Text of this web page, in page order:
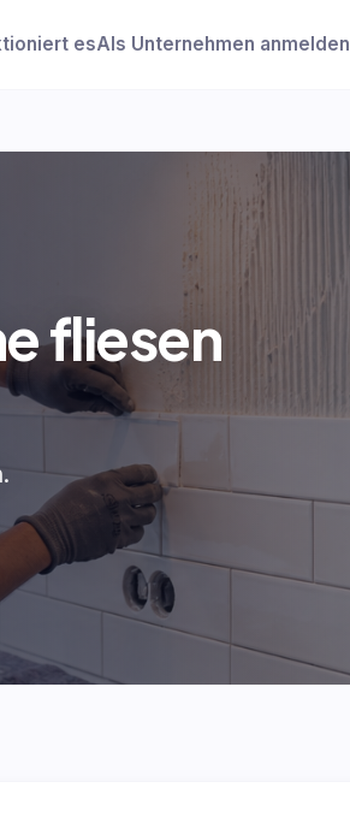
esAls Unternehmen anmelden
fliesen